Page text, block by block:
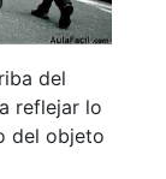
del
reflejar lo
del objeto